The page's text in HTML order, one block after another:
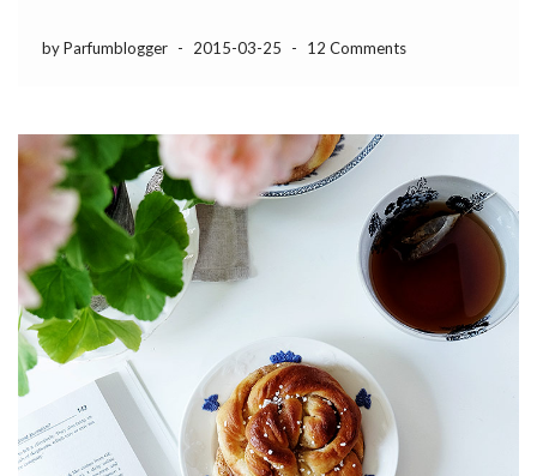
by Parfumblogger - 2015-03-25 - 12 Comments